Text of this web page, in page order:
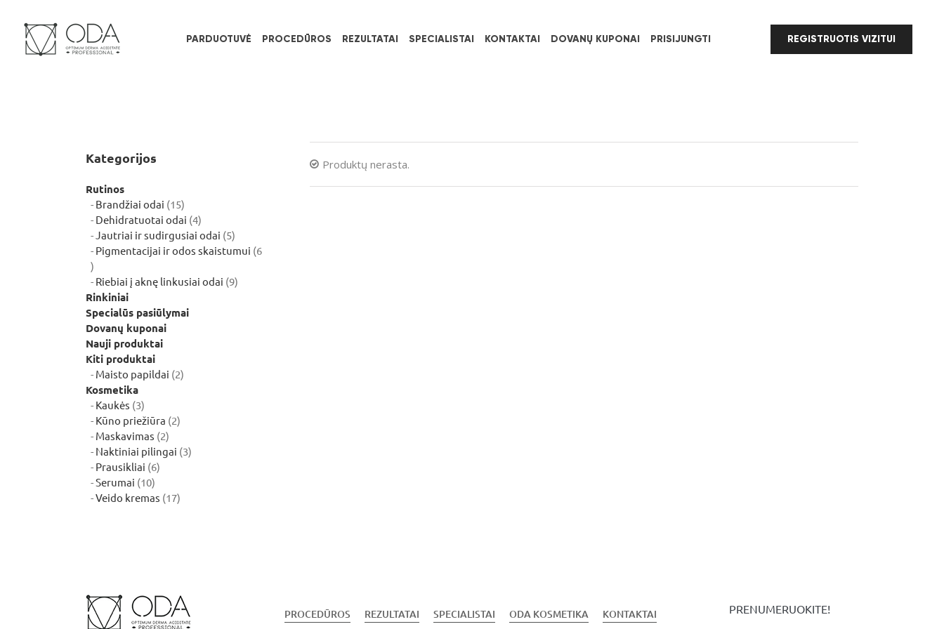
content
PARDUOTUVĖ PROCEDŪROS REZULTATAI SPECIALISTAI KONTAKTAI DOVANŲ KUPONAI PRISIJUNGTI REGISTRUOTIS VIZITUI
Produktų nerasta.
Kategorijos
Rutinos
Brandžiai odai 1515
produktų
Dehidratuotai odai 44
produktai
Jautriai ir sudirgusiai odai 55
produktai
Pigmentacijai ir odos skaistumui 6
6
produktai
Riebiai į aknę linkusiai odai 99
Rinkiniai
Specialūs pasiūlymai
Dovanų kuponai
Nauji produktai
Kiti produktai
Maisto papildai 22
Kosmetika
Kaukės 33
produktai
Kūno priežiūra 22
Maskavimas 22
produktai
Naktiniai pilingai 33
Prausikliai 66
Serumai 1010
produktų
Veido kremas 1717
PROCEDŪROS REZULTATAI SPECIALISTAI ODA KOSMETIKA KONTAKTAI PRENUMERUOKITE!